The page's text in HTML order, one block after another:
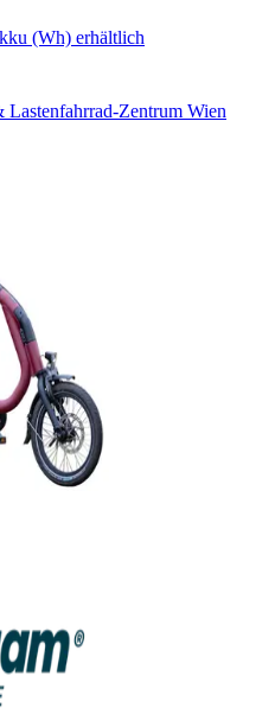
(Wh) erhältlich
Zentrum Wien